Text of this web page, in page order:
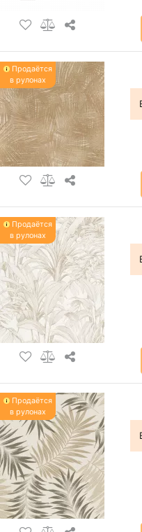
Продаётся
в рулонах
Продаётся
в рулонах
Продаётся
в рулонах